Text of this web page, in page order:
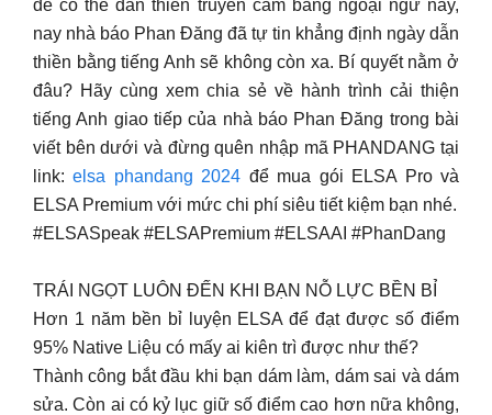
để có thể dẫn thiền truyền cảm bằng ngoại ngữ này,
nay nhà báo Phan Đăng đã tự tin khẳng định ngày dẫn
thiền bằng tiếng Anh sẽ không còn xa. Bí quyết nằm ở
đâu? Hãy cùng xem chia sẻ về hành trình cải thiện
tiếng Anh giao tiếp của nhà báo Phan Đăng trong bài
viết bên dưới và đừng quên nhập mã PHANDANG tại
link:elsa phandang 2024 để mua gói ELSA Pro và
ELSA Premium với mức chi phí siêu tiết kiệm bạn nhé.
#ELSASpeak #ELSAPremium #ELSAAI #PhanDang
TRÁI NGỌT LUÔN ĐẾN KHI BẠN NỖ LỰC BỀN BỈ
Hơn 1 năm bền bỉ luyện ELSA để đạt được số điểm
95% Native Liệu có mấy ai kiên trì được như thế?
Thành công bắt đầu khi bạn dám làm, dám sai và dám
sửa. Còn ai có kỷ lục giữ số điểm cao hơn nữa không,